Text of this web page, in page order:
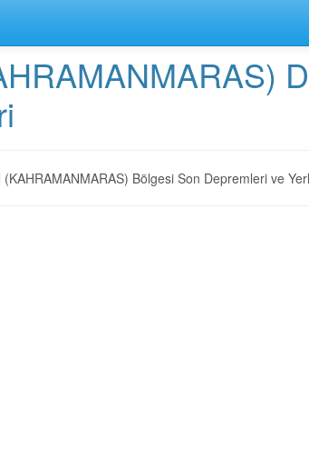
(KAHRAMANMARAS) Bölgesi Son Depremleri ve